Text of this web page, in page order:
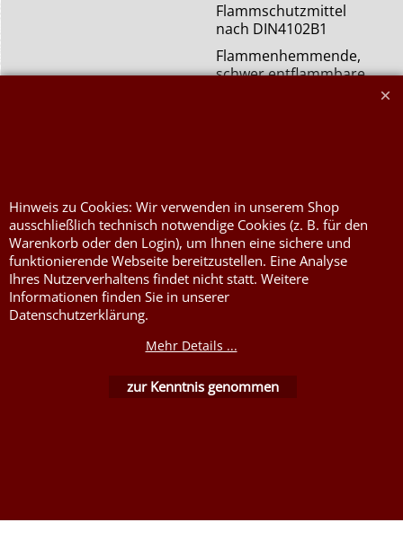
Flammschutzmittel
nach DIN4102B1
Flammenhemmende,
schwer entflammbare
WebShop erstellt mit ShopFactory Shop Software.
Hinweis zu Cookies: Wir verwenden in unserem Shop
ausschließlich technisch notwendige Cookies (z. B. für den
Warenkorb oder den Login), um Ihnen eine sichere und
funktionierende Webseite bereitzustellen. Eine Analyse
Ihres Nutzerverhaltens findet nicht statt. Weitere
Informationen finden Sie in unserer
Datenschutzerklärung.
Mehr Details ...
zur Kenntnis genommen